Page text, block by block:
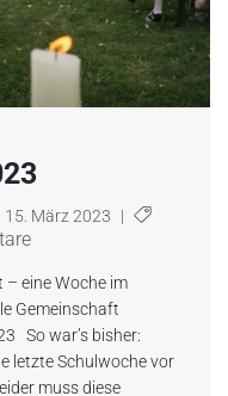
15. März 2023 |
– eine Woche im
Gemeinschaft
So war’s bisher:
letzte Schulwoche vor
muss diese